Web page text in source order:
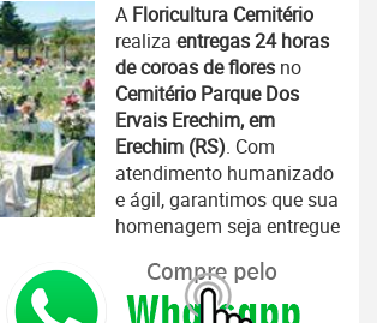
A Floricultura Cemitério
realiza entregas 24 horas
de coroas de flores no
Cemitério Parque Dos
Ervais Erechim, em
Erechim (RS). Com
atendimento humanizado
e ágil, garantimos que sua
homenagem seja entregue